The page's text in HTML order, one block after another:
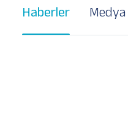
Haberler